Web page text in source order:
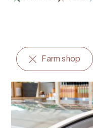
Farm shop